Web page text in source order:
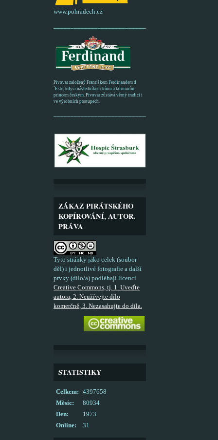
www.pohradech.cz
Pivovar založený Františkem Ferdinandem d
´Este, kdysi následníkem trůnu a korunním
princem českým. Pivovar zůstává věrný tradici i
ve výrobních postupech.
ZÁKAZ PIRÁTSKÉHO
KOPÍROVÁNÍ, AUTOR.
PRÁVA
Tyto stránky jako celek (soubor
děl) i jednotlivé fotografie a další
prvky (dílo/a) podléhají licenci
Creative Commons, tj. 1. Uveďte
autora, 2. Neužívejte dílo
komerčně, 3. Nezasahujte do díla.
STATISTIKY
Online: 31
Celkem:
4397658
Měsíc:
80934
Den:
1973